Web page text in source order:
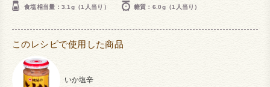
食塩相当量：3.1g（1人当り） 糖質：6.0g（1人当り）
このレシピで使用した商品
いか塩辛